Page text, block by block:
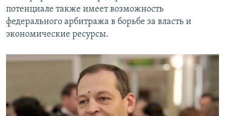
потенциале также имеет возможность
федерального арбитража в борьбе за власть и
экономические ресурсы.